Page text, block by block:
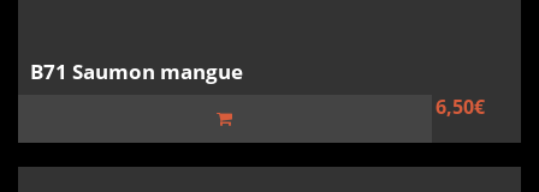
B71 Saumon mangue
6,50€